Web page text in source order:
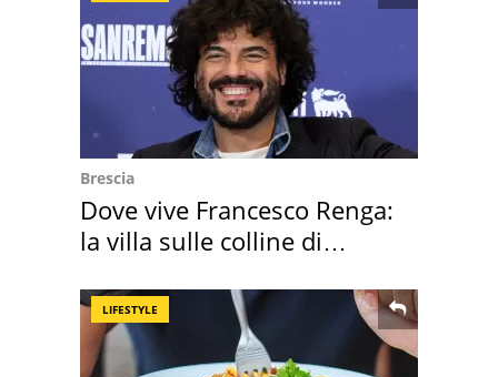
Brescia
Dove vive Francesco Renga:
la villa sulle colline di
LIFESTYLE